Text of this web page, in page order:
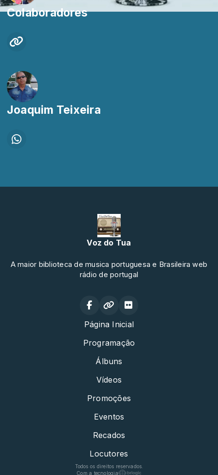
Colaboradores
Joaquim Teixeira
Voz do Tua
A maior biblioteca de musica portuguesa e Brasileira web
rádio de portugal
Página Inicial
Programação
Álbuns
Vídeos
Promoções
Eventos
Recados
Locutores
Todos os direitos reservados.
Com a tecnologia